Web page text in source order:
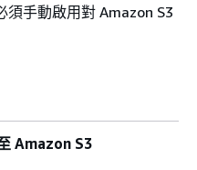
須手動啟用對 Amazon S3
Amazon S3